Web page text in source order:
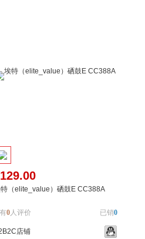
（elite_value）硒鼓E CC388A
0人评价 已销0
店铺